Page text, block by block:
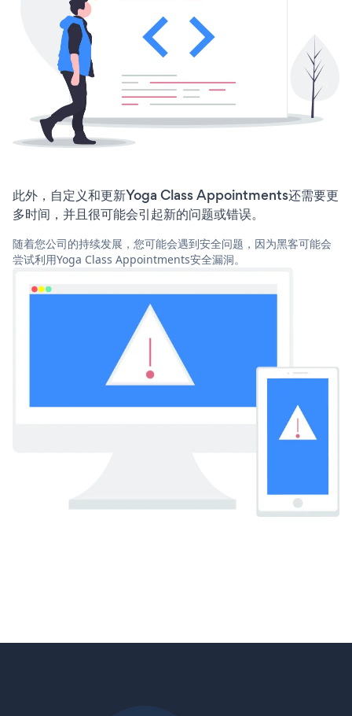
此外，自定义和更新Yoga Class Appointments还需要更
多时间，并且很可能会引起新的问题或错误。
随着您公司的持续发展，您可能会遇到安全问题，因为黑客可能会
尝试利用Yoga Class Appointments安全漏洞。